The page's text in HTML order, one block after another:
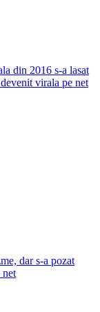
din 2016 s-a lasat
virala pe net
dar s-a pozat
net